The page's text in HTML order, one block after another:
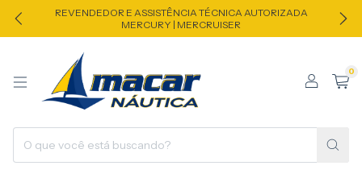
REVENDEDOR E ASSISTÊNCIA TÉCNICA AUTORIZADA
MERCURY | MERCRUISER
0